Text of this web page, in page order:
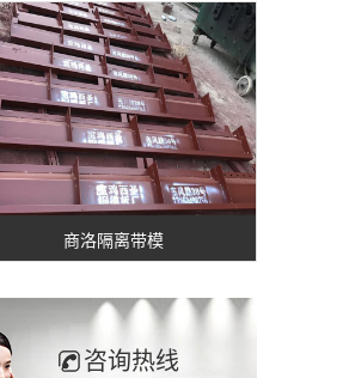
商洛隔离带模
咨询热线